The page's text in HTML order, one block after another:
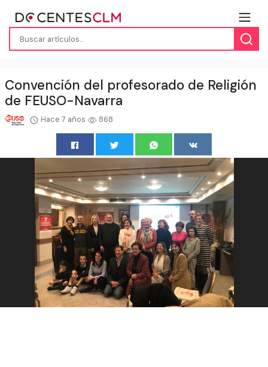
Convención del profesorado de Religión
de FEUSO-Navarra
Hace 7 años 868